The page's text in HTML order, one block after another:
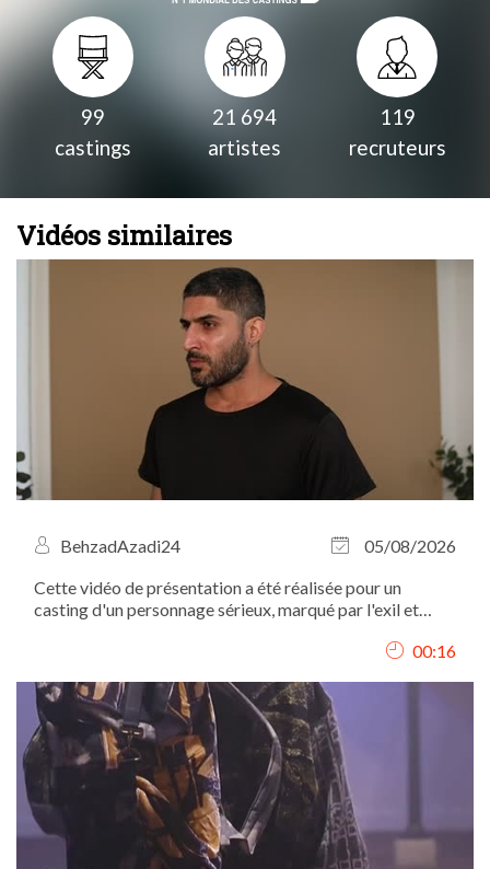
99
castings
21 694
artistes
119
recruteurs
Vidéos similaires
BehzadAzadi24
05/08/2026
Cette vidéo de présentation a été réalisée pour un
casting d'un personnage sérieux, marqué par l'exil et
00:16